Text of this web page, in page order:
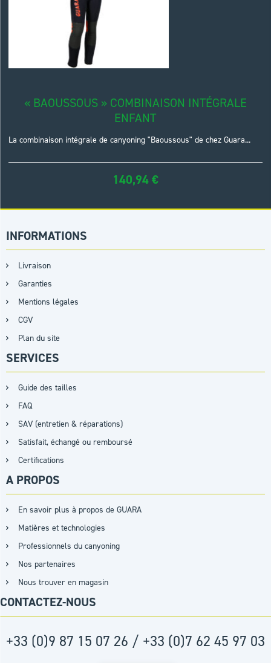
« BAOUSSOUS » COMBINAISON INTÉGRALE
ENFANT
La combinaison intégrale de canyoning "Baoussous" de chez Guara...
140,94€
INFORMATIONS
Livraison
Garanties
Mentions légales
CGV
Plan du site
SERVICES
Guide des tailles
FAQ
SAV (entretien & réparations)
Satisfait, échangé ou remboursé
Certifications
A PROPOS
En savoir plus à propos de GUARA
Matières et technologies
Professionnels du canyoning
Nos partenaires
Nous trouver en magasin
CONTACTEZ-NOUS
+33 (0)9 87 15 07 26 / +33 (0)7 62 45 97 03